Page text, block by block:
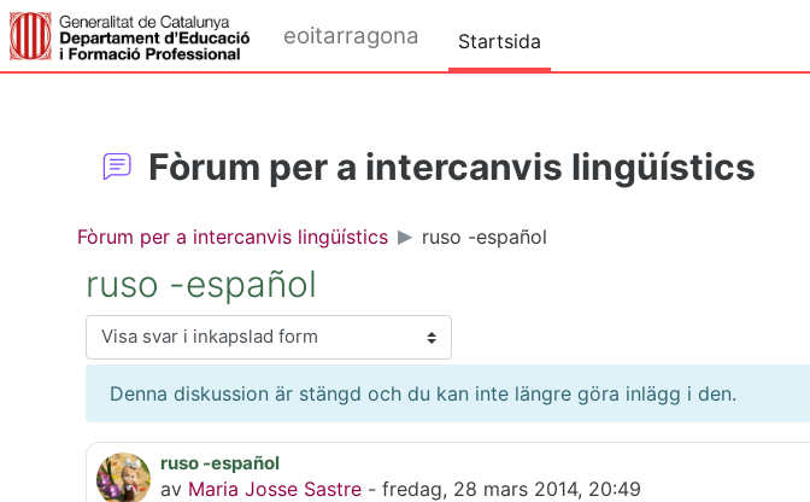
Gå direkt till huvudinnehåll
eoitarragona Startsida
Fòrum per a intercanvis lingüístics
Fòrum per a intercanvis lingüístics ruso -español
ruso -español
Visningsläge
Denna diskussion är stängd och du kan inte längre göra inlägg i den.
ruso -español
av Maria Josse Sastre - fredag, 28 mars 2014, 20:49
Antal svar: 1